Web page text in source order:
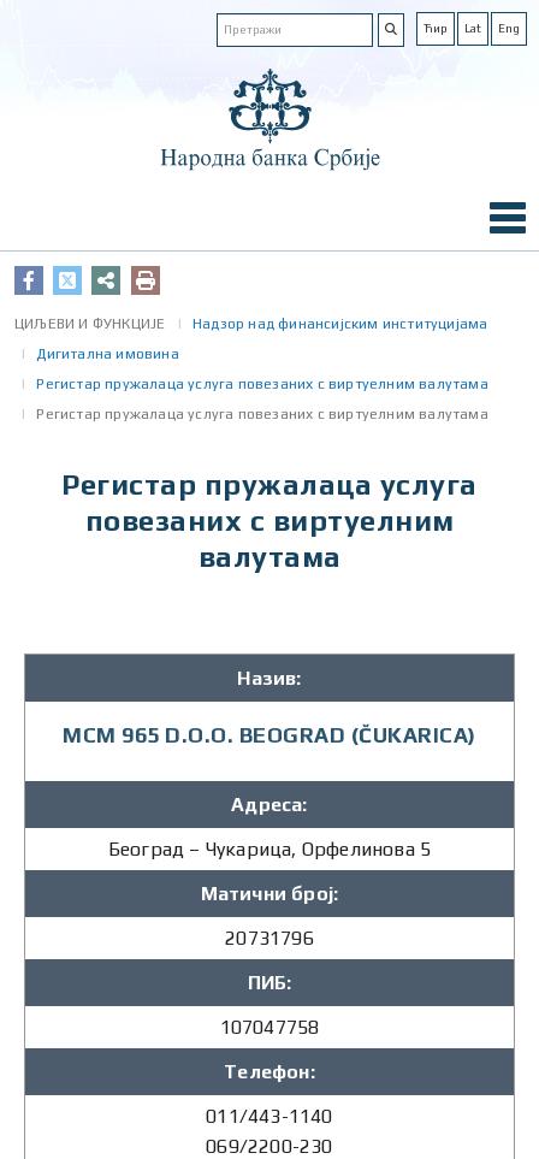
Ћир Lat Eng
ЦИЉЕВИ И ФУНКЦИЈЕ
Надзор над финансијским институцијама
Дигитална имовина
Регистар пружалаца услуга повезаних с виртуелним валутама
Регистар пружалаца услуга повезаних с виртуелним валутама
Регистар пружалаца услуга
повезаних с виртуелним
валутама
Назив:
MCM 965 D.O.O. BEOGRAD (ČUKARICA)
Адреса:
Београд – Чукарица, Орфелинова 5
Матични број:
20731796
ПИБ:
107047758
Телефон:
011/443-1140
069/2200-230